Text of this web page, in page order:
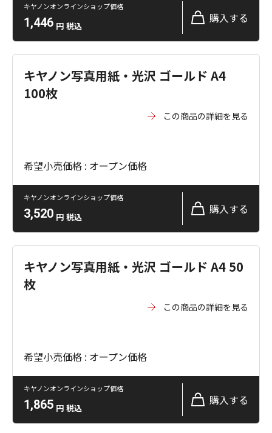
キヤノンオンラインショップ価格
1,446 円 税込
購入する
キヤノン写真用紙・光沢 ゴールド A4
100枚
この商品の詳細を見る
希望小売価格 : オープン価格
キヤノンオンラインショップ価格
3,520 円 税込
購入する
キヤノン写真用紙・光沢 ゴールド A4 50
枚
この商品の詳細を見る
希望小売価格 : オープン価格
キヤノンオンラインショップ価格
1,865 円 税込
購入する